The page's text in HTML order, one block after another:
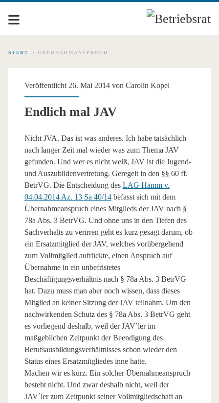
START > ÜBERNAHMANSPRUCH
Schlagwort:
Veröffentlicht 26. Mai 2014 von Carolin Kopel
Endlich mal JAV
Nicht JVA. Das ist was anderes. Ich habe tatsächlich
nach langer Zeit mal wieder was zum Thema JAV
gefunden. Und wer es nicht weiß, JAV ist die Jugend-
und Auszubildenvertretung. Geregelt in den §§ 60 ff.
BetrVG. Die Entscheidung des LAG Hamm v.
04.04.2014 Az. 13 Sa 40/14befasst sich mit dem
Übernahmeanspruch eines Mitglieds der JAV nach §
78a Abs. 3 BetrVG. Und ohne uns in den Tiefen des
Sachverhalts zu verirren geht es kurz gesagt darum, ob
ein Ersatzmitglied der JAV, welches vorübergehend
zum Vollmitglied aufrückte, einen Anspruch auf
Übernahme in ein unbefristetes
Beschäftigungsverhältnis nach § 78a Abs. 3 BetrVG
hat. Dazu muss man aber noch wissen, dass dieses
Mitglied an keiner Sitzung der JAV teilnahm. Um den
nachwirkenden Schutz des § 78a Abs. 3 BetrVG geht
es vorliegend deshalb, weil der JAV’ler im
maßgeblichen Zeitpunkt der Beendigung des
Berufsausbildungsverhältnisses schon wieder den
Status eines Ersatzmitgliedes inne hatte.
Machen wir es kurz. Ein solcher Übernahmeanspruch
besteht nicht. Und zwar deshalb nicht, weil der
JAV`ler zum Zeitpunkt seiner Vollmitgliedschaft an